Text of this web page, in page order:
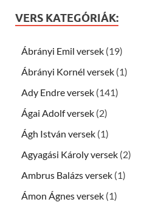
VERS KATEGÓRIÁK:
Ábrányi Emil versek (19)
Ábrányi Kornél versek (1)
Ady Endre versek (141)
Ágai Adolf versek (2)
Ágh István versek (1)
Agyagási Károly versek (2)
Ambrus Balázs versek (1)
Ámon Ágnes versek (1)